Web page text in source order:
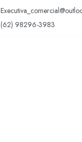
(62) 98296-3983